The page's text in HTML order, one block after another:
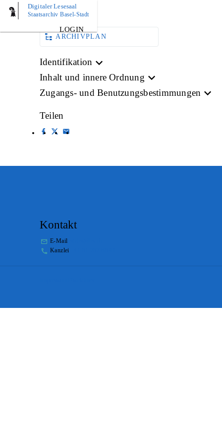
Digitaler Lesesaal
Staatsarchiv Basel-Stadt
LOGIN
BILD
ARCHIVPLAN
Identifikation
Inhalt und innere Ordnung
Zugangs- und Benutzungsbestimmungen
Teilen
Kontakt
E-Mail
Kanzlei